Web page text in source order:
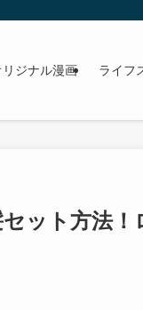
リジナル漫画 ライフ
ット方法！